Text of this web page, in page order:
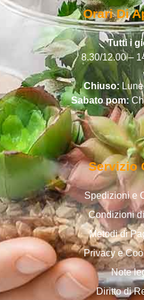
Orari Di
Tutti i
8.30/12.00 –
Chiuso:
Sabato pom:
Servizio
Spedizioni e
Condizioni
Metodi di
Privacy e
Note
Diritto di